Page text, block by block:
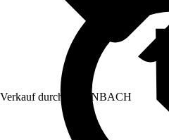
Verkauf durch: HORNBACH